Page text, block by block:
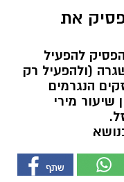
את
להפעיל
(ולהפעיל רק
הנגרמים
מירי